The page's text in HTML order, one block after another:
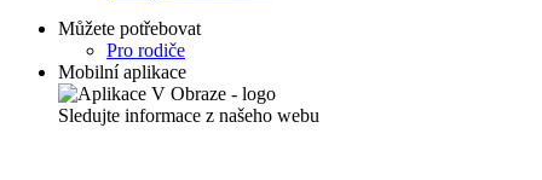
Můžete potřebovat
Pro rodiče
Mobilní aplikace
Sledujte informace z našeho webu